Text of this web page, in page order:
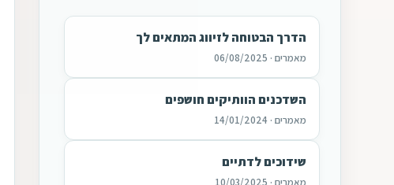
הדרך הבטוחה לזיווג המתאים לך
מאמרים · 06/08/2025
השדכנים הוותיקים חושפים
מאמרים · 14/01/2024
שידוכים לדתיים
מאמרים · 10/03/2025